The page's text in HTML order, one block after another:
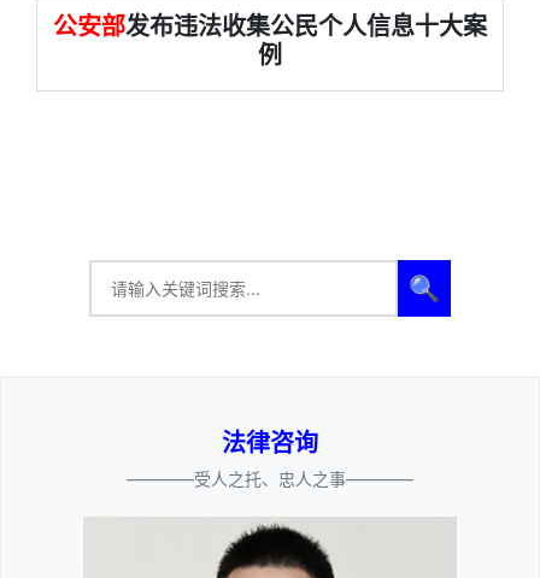
公安部发布违法收集公民个人信息十大案
例
🔍
法律咨询
————受人之托、忠人之事————